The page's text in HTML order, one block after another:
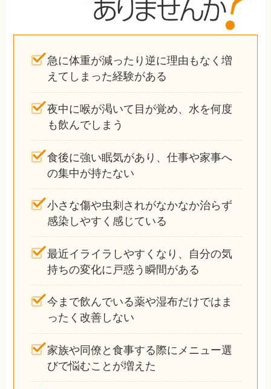
急に体重が減ったり逆に理由もなく増
えてしまった経験がある
夜中に喉が渇いて目が覚め、水を何度
も飲んでしまう
食後に強い眠気があり、仕事や家事へ
の集中が持たない
小さな傷や虫刺されがなかなか治らず
感染しやすく感じている
最近イライラしやすくなり、自分の気
持ちの変化に戸惑う瞬間がある
今まで飲んでいる薬や湿布だけではま
ったく改善しない
家族や同僚と食事する際にメニュー選
びで悩むことが増えた